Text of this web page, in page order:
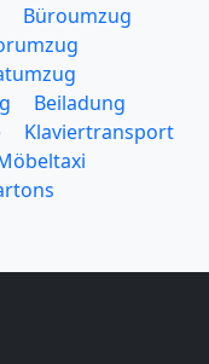
Büroumzug
Beiladung
Klaviertransport